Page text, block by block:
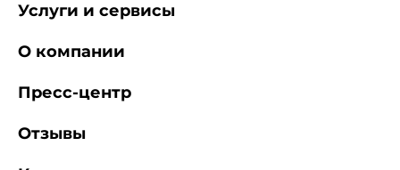
Услуги и сервисы
О компании
Пресс-центр
Отзывы